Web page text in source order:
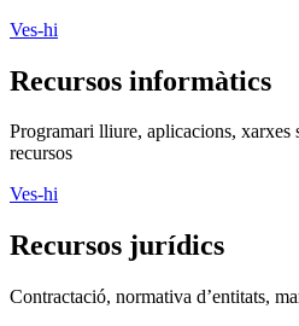
Ves-hi
Recursos informàtics
Programari lliure, aplicacions, xarxes
recursos
Ves-hi
Recursos jurídics
Contractació, normativa d’entitats,